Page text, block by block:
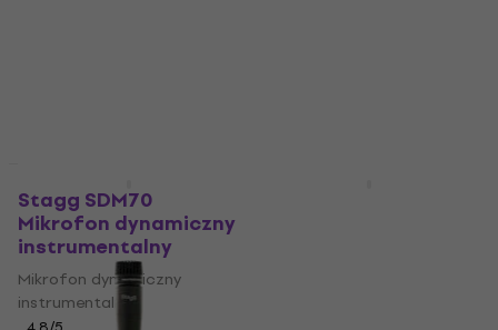
Stagg SDM70
Mikrofon dynamiczny
instrumentalny
Mikrofon dynamiczny
instrumentalny